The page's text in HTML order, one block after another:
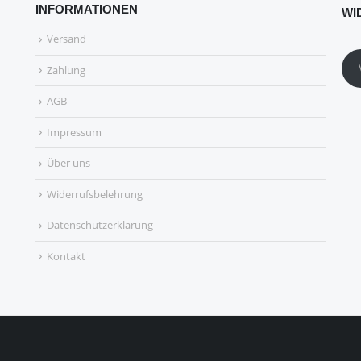
INFORMATIONEN
Versand
Zahlung
AGB
Impressum
Über uns
Widerrufsbelehrung
Datenschutzerklärung
Kontakt